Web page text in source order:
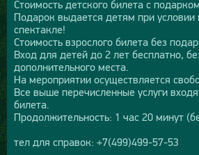
Стоимость детского билета с
Подарок выдается детям при условии
спектакле!
Стоимость взрослого билета без
Вход для детей до 2 лет бесплатно,
дополнительного места.
На мероприятии осуществляется
Все выше перечисленные услуги
билета.
Продолжительность: 1 час 20 минут
тел для справок: +7(499)499-57-53